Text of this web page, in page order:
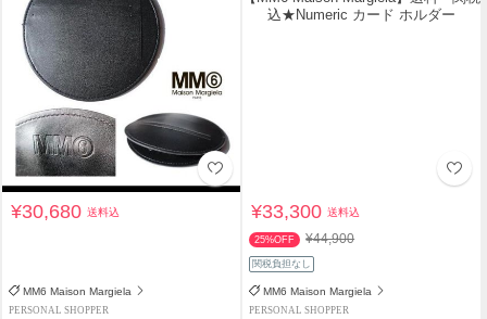
¥30,680送料込
MM6 Maison Margiela
PERSONAL SHOPPER
¥33,300送料込
25%OFF ¥44,900
関税負担なし
MM6 Maison Margiela
PERSONAL SHOPPER